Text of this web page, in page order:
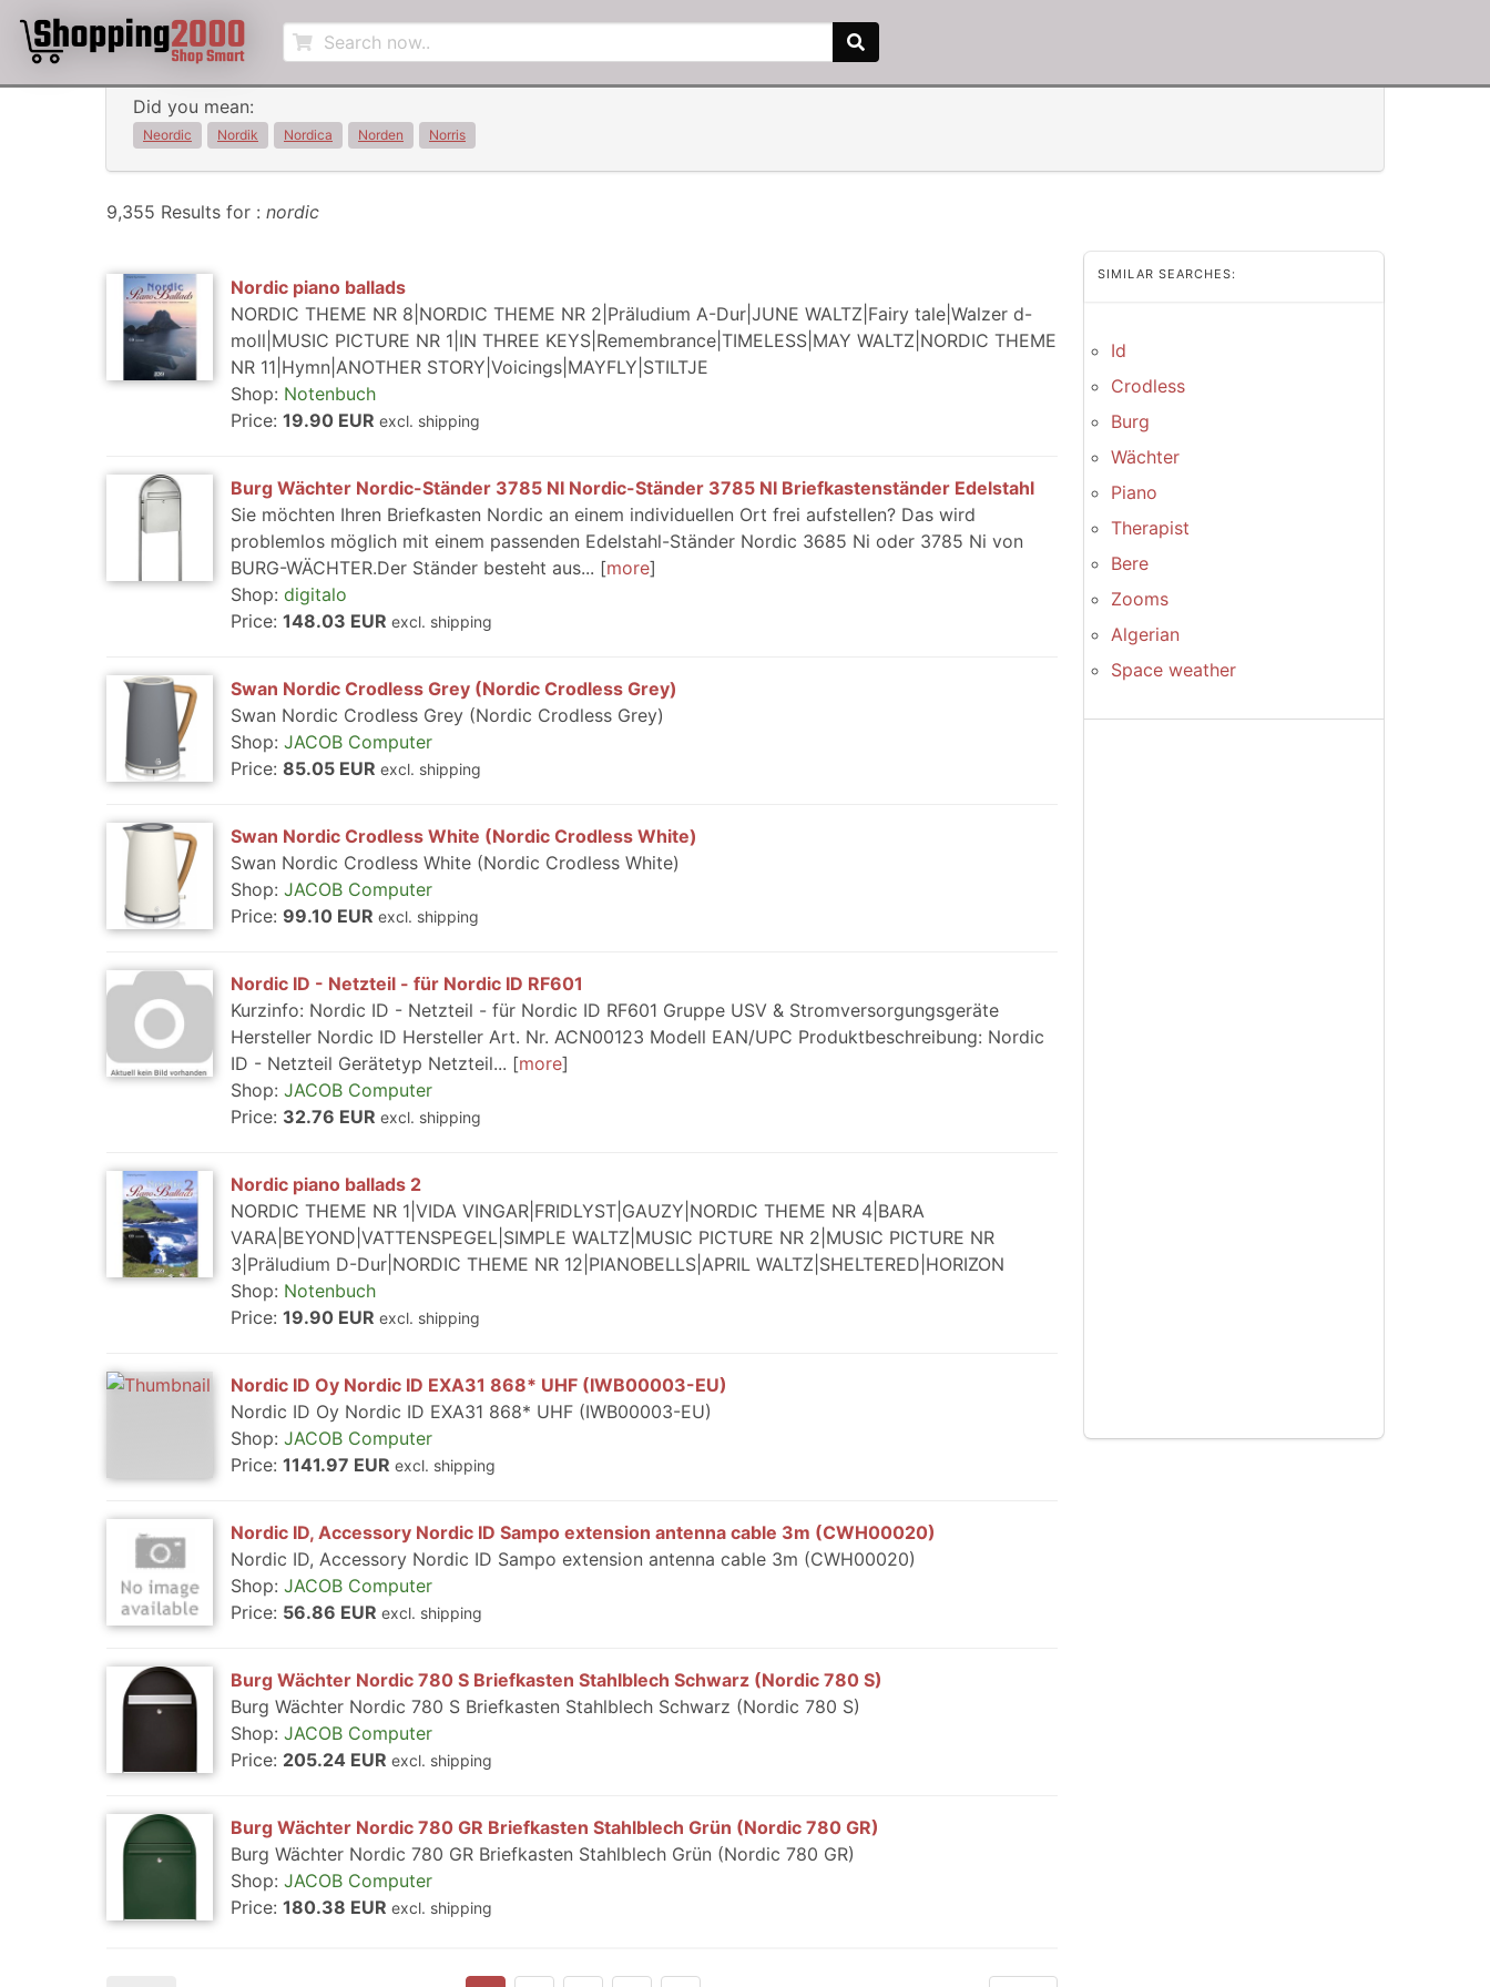
Did you mean:
Neordic Nordik Nordica Norden Norris
9,355 Results for : nordic
Nordic piano ballads
NORDIC THEME NR 8|NORDIC THEME NR 2|Präludium A-Dur|JUNE WALTZ|Fairy tale|Walzer d-
moll|MUSIC PICTURE NR 1|IN THREE KEYS|Remembrance|TIMELESS|MAY WALTZ|NORDIC THEME
NR 11|Hymn|ANOTHER STORY|Voicings|MAYFLY|STILTJE
Shop: Notenbuch
Price: 19.90 EUR excl. shipping
Burg Wächter Nordic-Ständer 3785 NI Nordic-Ständer 3785 NI Briefkastenständer Edelstahl
Sie möchten Ihren Briefkasten Nordic an einem individuellen Ort frei aufstellen? Das wird
problemlos möglich mit einem passenden Edelstahl-Ständer Nordic 3685 Ni oder 3785 Ni von
BURG-WÄCHTER.Der Ständer besteht aus...
more
Shop: digitalo
Price: 148.03 EUR excl. shipping
Swan Nordic Crodless Grey (Nordic Crodless Grey)
Swan Nordic Crodless Grey (Nordic Crodless Grey)
Shop: JACOB Computer
Price: 85.05 EUR excl. shipping
Swan Nordic Crodless White (Nordic Crodless White)
Swan Nordic Crodless White (Nordic Crodless White)
Shop: JACOB Computer
Price: 99.10 EUR excl. shipping
Nordic ID - Netzteil - für Nordic ID RF601
Kurzinfo: Nordic ID - Netzteil - für Nordic ID RF601 Gruppe USV & Stromversorgungsgeräte
Hersteller Nordic ID Hersteller Art. Nr. ACN00123 Modell EAN/UPC Produktbeschreibung: Nordic
ID - Netzteil Gerätetyp Netzteil...
more
Shop: JACOB Computer
Price: 32.76 EUR excl. shipping
Nordic piano ballads 2
NORDIC THEME NR 1|VIDA VINGAR|FRIDLYST|GAUZY|NORDIC THEME NR 4|BARA
VARA|BEYOND|VATTENSPEGEL|SIMPLE WALTZ|MUSIC PICTURE NR 2|MUSIC PICTURE NR
3|Präludium D-Dur|NORDIC THEME NR 12|PIANOBELLS|APRIL WALTZ|SHELTERED|HORIZON
Shop: Notenbuch
Price: 19.90 EUR excl. shipping
Nordic ID Oy Nordic ID EXA31 868* UHF (IWB00003-EU)
Nordic ID Oy Nordic ID EXA31 868* UHF (IWB00003-EU)
Shop: JACOB Computer
Price: 1141.97 EUR excl. shipping
Nordic ID, Accessory Nordic ID Sampo extension antenna cable 3m (CWH00020)
Nordic ID, Accessory Nordic ID Sampo extension antenna cable 3m (CWH00020)
Shop: JACOB Computer
Price: 56.86 EUR excl. shipping
Burg Wächter Nordic 780 S Briefkasten Stahlblech Schwarz (Nordic 780 S)
Burg Wächter Nordic 780 S Briefkasten Stahlblech Schwarz (Nordic 780 S)
Shop: JACOB Computer
Price: 205.24 EUR excl. shipping
Burg Wächter Nordic 780 GR Briefkasten Stahlblech Grün (Nordic 780 GR)
Burg Wächter Nordic 780 GR Briefkasten Stahlblech Grün (Nordic 780 GR)
Shop: JACOB Computer
Price: 180.38 EUR excl. shipping
SIMILAR SEARCHES:
Id
Crodless
Burg
Wächter
Piano
Therapist
Bere
Zooms
Algerian
Space weather